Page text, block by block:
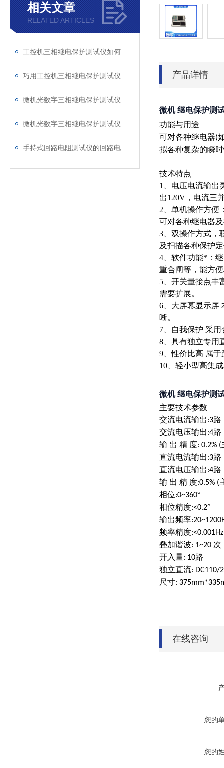
相关文章
RELATED ARTICLES
产品详情
微机 继电保护测
功能与用途
可对各种继电器(
拟各种复杂的瞬
技术特点
1、电压电流输出
出120V，电流三
2、单机操作方便
可对各种继电器
3、双操作方式，
及扫描各种保护
4、软件功能*：
重合闸等，能方
5、开关量接点丰
需要扩展。
6、大屏幕显示屏
晰。
7、自我保护 采
8、具有独立专用
9、性价比高 属
10、轻小型高集
微机 继电保护测
主要技术参数
交流电流输出:3路
交流电压输出:4路
输 出 精 度: 0.2% (
直流电流输出:3路
直流电压输出:4路
输 出 精 度:0.5% (
相位:0~360°
相位精度:<0.2°
输出频率
频率精度:<0.001Hz
叠加谐波: 1~20 次
开入量: 10路
独立直流: DC110/
尺寸:
在线咨询
您的
您的